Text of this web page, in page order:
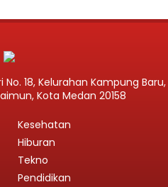
18, Kelurahan Kampung Baru,
Kota Medan 20158
Kesehatan
Hiburan
Tekno
Pendidikan